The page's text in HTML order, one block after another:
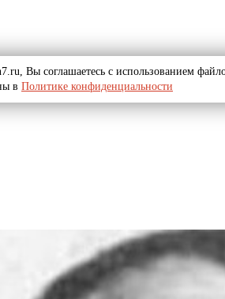
Вы соглашаетесь с использованием
в Политике конфиденциальности